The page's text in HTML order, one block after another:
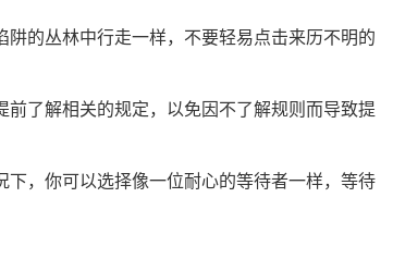
的丛林中行走一样，不要轻易点击来历不明的
了解相关的规定，以免因不了解规则而导致提
，你可以选择像一位耐心的等待者一样，等待